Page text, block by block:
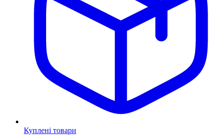
Куплені товари